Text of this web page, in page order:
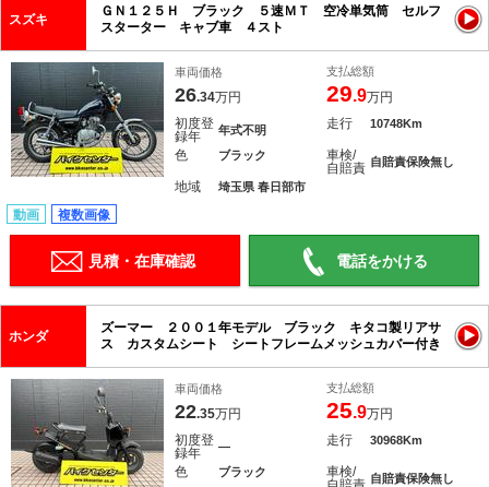
スズキ
ＧＮ１２５Ｈ ブラック ５速ＭＴ 空冷単気筒 セルフ
スターター キャブ車 ４スト
車両価格
26.34万円
支払総額
29.9万円
初度登
録年
年式不明 走行 10748Km
色 ブラック
車検/
自賠責 自賠責保険無し
地域 埼玉県 春日部市
動画 複数画像
見積・在庫確認 電話をかける
ホンダ
ズーマー ２００１年モデル ブラック キタコ製リアサ
ス カスタムシート シートフレームメッシュカバー付き
車両価格
22.35万円
支払総額
25.9万円
初度登
録年
― 走行 30968Km
色 ブラック
車検/
自賠責保険無し